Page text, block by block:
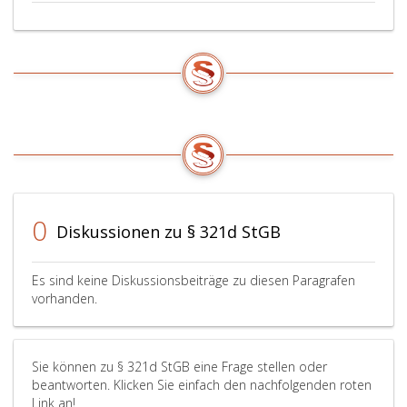
sowie
den
Abkommen
12. August
die
eines
zusätzlichen
Schutzzeichens
(Protokoll
mit
bis
fünfzehn
den
einer
Person
zu
Folge,
0 Diskussionen zu § 321d StGB
Es sind keine Diskussionsbeiträge zu diesen Paragrafen
vorhanden.
Sie können zu § 321d StGB eine Frage stellen oder
beantworten. Klicken Sie einfach den nachfolgenden roten
Link an!